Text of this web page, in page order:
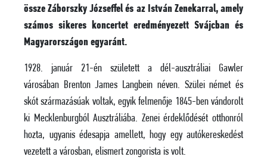
össze Záborszky Józseffel és az István Zenekarral, amely
számos sikeres koncertet eredményezett Svájcban és
Magyarországon egyaránt.
1928. január 21-én született a dél-ausztráliai Gawler
városában Brenton James Langbein néven. Szülei német és
skót származásúak voltak, egyik felmenője 1845-ben vándorolt
ki Mecklenburgból Ausztráliába. Zenei érdeklődését otthonról
hozta, ugyanis édesapja amellett, hogy egy autókereskedést
vezetett a városban, elismert zongorista is volt.